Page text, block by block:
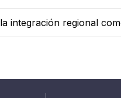
integración regional